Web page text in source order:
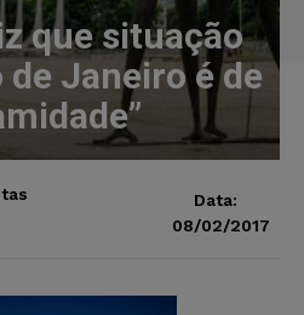
que situação
Janeiro é de
Data:
08/02/2017